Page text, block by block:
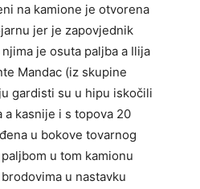
na kamione je otvorena
jer je zapovjednik
je osuta paljba a Ilija
Mandac (iz skupine
gardisti su u hipu iskočili
kasnije i s topova 20
u bokove tovarnog
u tom kamionu
u nastavku